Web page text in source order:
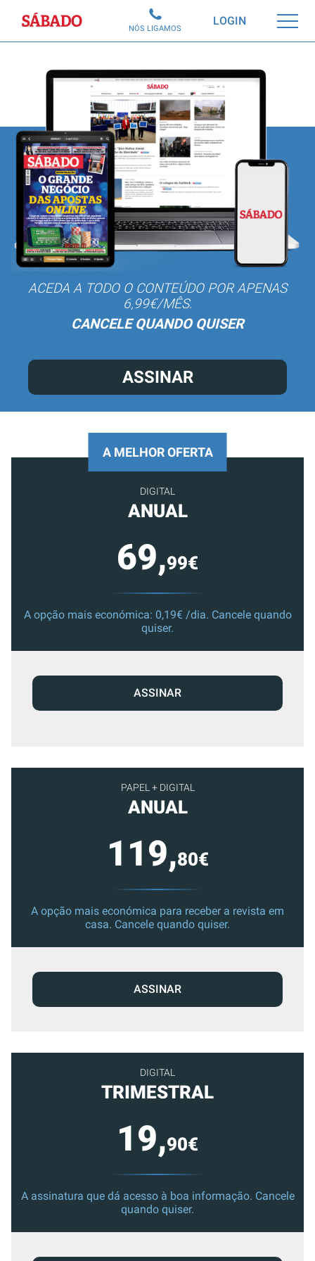
Sábado LOGIN
NÓS LIGAMOS
ACEDA A TODO O CONTEÚDO POR APENAS
6,99€/MÊS.
CANCELE QUANDO QUISER
ASSINAR
PAPEL + DIGITAL
ANUAL
119,80€
A opção mais económica para receber a revista em
casa. Cancele quando quiser.
ASSINAR
DIGITAL
TRIMESTRAL
19,90€
A assinatura que dá acesso à boa informação. Cancele
quando quiser.
A MELHOR OFERTA
DIGITAL
ANUAL
69,99€
A opção mais económica: 0,19€ /dia. Cancele quando
quiser.
ASSINAR